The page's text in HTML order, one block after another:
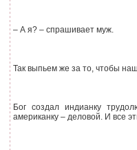
– А я? – спрашивает муж.
Так выпьем же за то, чтобы
Бог создал индианку
американку – деловой. И все